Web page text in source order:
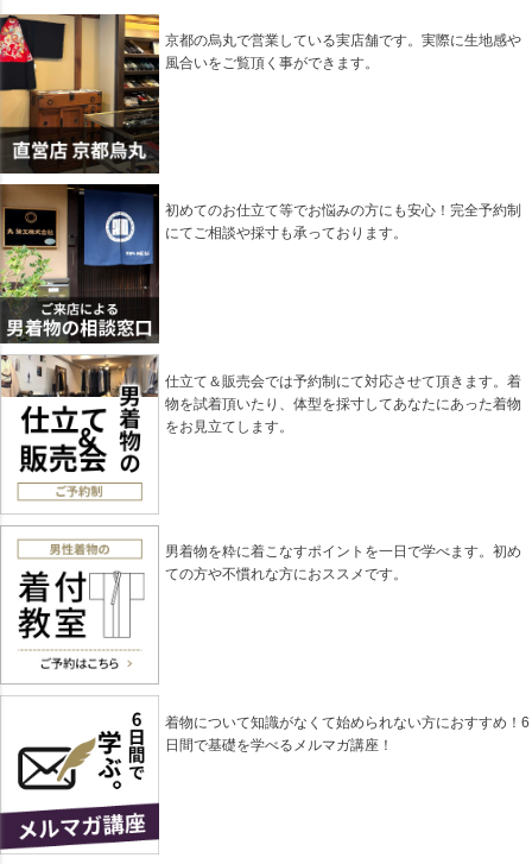
ップ
京都の烏丸で営業している実店舗です。実際に生地感や
風合いをご覧頂く事ができます。
初めてのお仕立て等でお悩みの方にも安心！完全予約制
にてご相談や採寸も承っております。
仕立て＆販売会では予約制にて対応させて頂きます。着
物を試着頂いたり、体型を採寸してあなたにあった着物
をお見立てします。
男着物を粋に着こなすポイントを一日で学べます。初め
ての方や不慣れな方におススメです。
着物について知識がなくて始められない方におすすめ！6
日間で基礎を学べるメルマガ講座！